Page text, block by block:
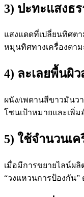
3) ปะทะแสงธ
แสงแดดที่เปลี่ยนทิศต
หมุนทิศทางเครื่องตา
4) ละเลยพื้นผิ
ผนัง/เพดานสีขาวมันว
โซนเป้าหมายและเพิ่ม
5) ใช้จำนวนเ
เมื่อมีการขยายไลน์ผ
“วงแหวนการป้องกัน”